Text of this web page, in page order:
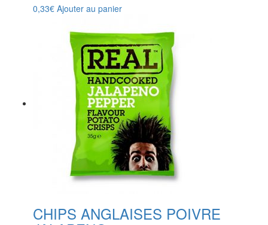
0,33€ Ajouter au panier
CHIPS ANGLAISES POIVRE